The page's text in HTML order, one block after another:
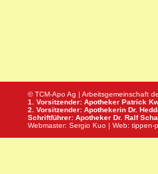
© TCM-Apo Ag | Arbeitsgemeinschaft
1. Vorsitzender: Apotheker Patrick
2. Vorsitzender: Apothekerin Dr.
Schriftführer: Apotheker Dr. Ralf
Webmaster: Sergio Kuo | Web: tippen-